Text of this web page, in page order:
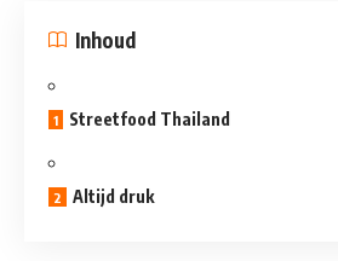
Inhoud
Streetfood Thailand
Altijd druk